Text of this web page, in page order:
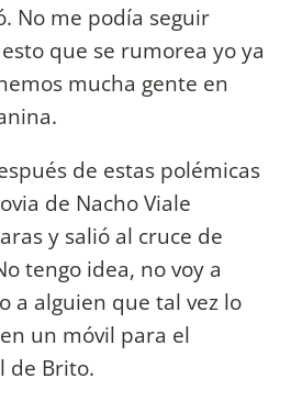
No me podía seguir
que se rumorea yo ya
mucha gente en
de estas polémicas
de Nacho Viale
y salió al cruce de
tengo idea, no voy a
a alguien que tal vez lo
un móvil para el
de Brito.